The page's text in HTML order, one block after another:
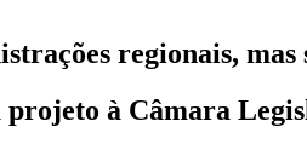
regionais, mas
à Câmara